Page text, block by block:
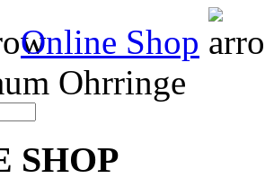
Online Shop
Ohrringe
SHOP